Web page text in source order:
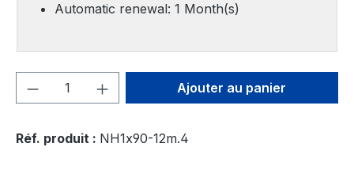
Automatic renewal: 1 Month(s)
Quantité de produit : Entrez la
Ajouter au panier
Réf. produit : NH1x90-12m.4